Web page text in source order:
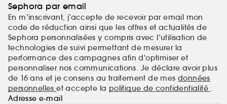
Sephora par email
En m’inscrivant, j’accepte de recevoir par email mon
code de réduction ainsi que les offres et actualités de
Sephora personnalisées y compris avec l’utilisation de
technologies de suivi permettant de mesurer la
performance des campagnes afin d'optimiser et
personnaliser nos communications. Je déclare avoir plus
de 16 ans et je consens au traitement de mes données
personnelleset accepte la politique de confidentialité .
Adresse e-mail